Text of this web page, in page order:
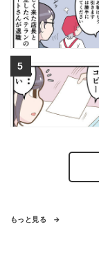
もっと見る